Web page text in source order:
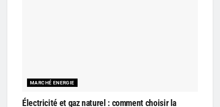
MARCHÉ ENERGIE
Électricité et gaz naturel : comment choisir la